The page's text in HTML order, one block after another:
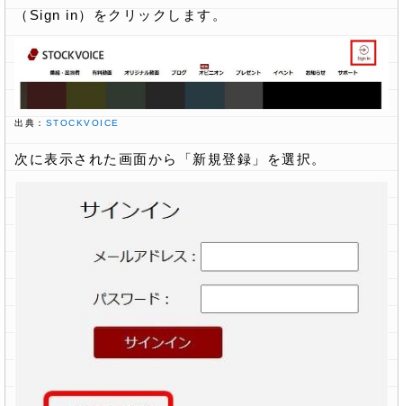
（Sign in）をクリックします。
出典： STOCKVOICE
次に表示された画面から「新規登録」を選択。